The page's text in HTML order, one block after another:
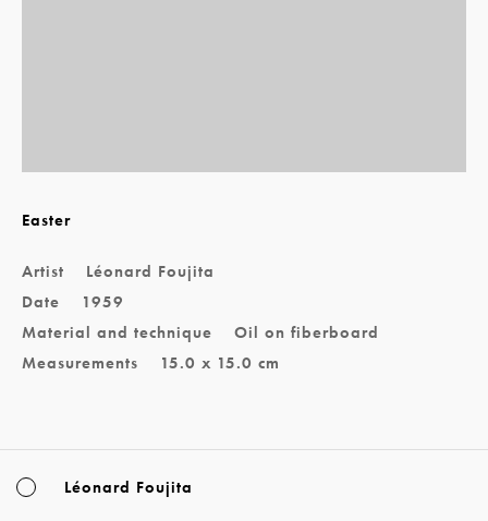
Easter
Artist
Léonard Foujita
Date
1959
Material and technique
Oil on fiberboard
Measurements
15.0 x 15.0 cm
Léonard Foujita